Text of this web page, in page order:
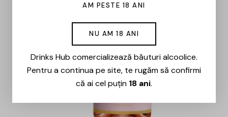
AM PESTE 18 ANI
NU AM 18 ANI
Drinks Hub comercializează băuturi alcoolice.
Pentru a continua pe site, te rugăm să confirmi
că ai cel puțin 18 ani.